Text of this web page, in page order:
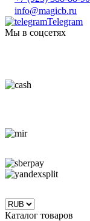
info@magicb.ru
Telegram
Мы в соцсетях
Каталог товаров